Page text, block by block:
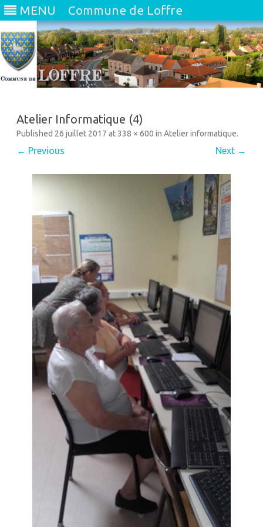
MENU Commune de Loffre
Atelier Informatique (4)
Published 26 juillet 2017 at338 × 600 in Atelier informatique.
← Previous Next →